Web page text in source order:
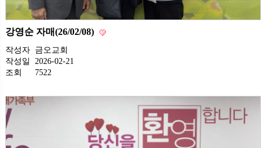
강영순 자매(26/02/08)
작성자 금오교회
작성일
2026-02-21
조회
7522